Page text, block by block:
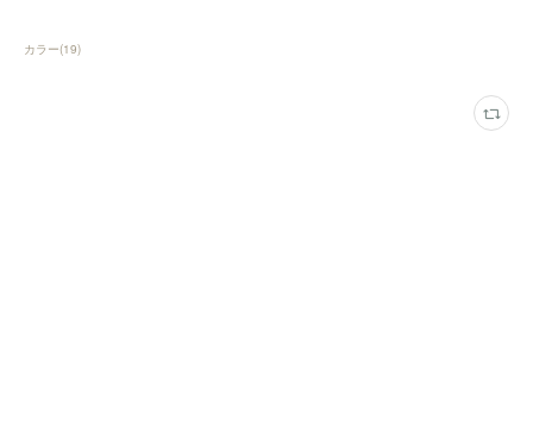
カラー(19)